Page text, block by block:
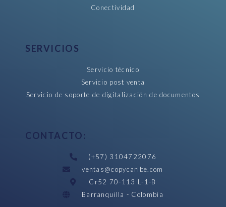
Conectividad
SERVICIOS
Servicio técnico
Servicio post venta
Servicio de soporte de digitalización de documentos
CONTACTO:
(+57) 3104722076
ventas@copycaribe.com
Cr52 70-113 L-1-B
Barranquilla - Colombia